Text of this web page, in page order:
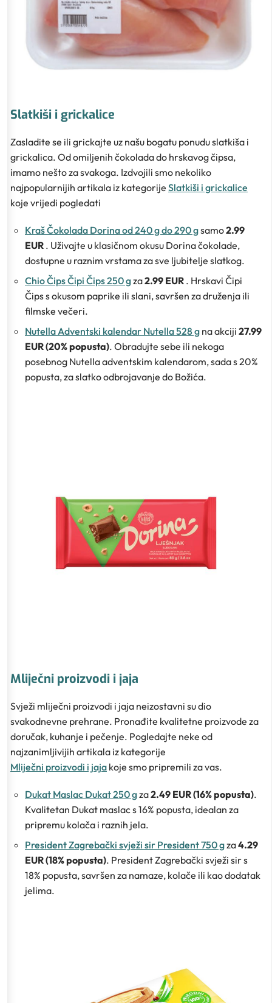
Slatkiši i grickalice
Zasladite se ili grickajte uz našu bogatu ponudu slatkiša i
grickalica. Od omiljenih čokolada do hrskavog čipsa,
imamo nešto za svakoga. Izdvojili smo nekoliko
najpopularnijih artikala iz kategorije Slatkiši i grickalice
koje vrijedi pogledati
Kraš Čokolada Dorina od 240 g do 290 gsamo2.99
EUR . Uživajte u klasičnom okusu Dorina čokolade,
dostupne u raznim vrstama za sve ljubitelje slatkog.
Chio Čips Čipi Čips 250 gza2.99 EUR . Hrskavi Čipi
Čips s okusom paprike ili slani, savršen za druženja ili
filmske večeri.
Nutella Adventski kalendar Nutella 528 g na akciji 27.99
EUR (20% popusta). Obradujte sebe ili nekoga
posebnog Nutella adventskim kalendarom, sada s 20%
popusta, za slatko odbrojavanje do Božića.
Mliječni proizvodi i jaja
Svježi mliječni proizvodi i jaja neizostavni su dio
svakodnevne prehrane. Pronađite kvalitetne proizvode za
doručak, kuhanje i pečenje. Pogledajte neke od
najzanimljivijih artikala iz kategorije
Mliječni proizvodi i jaja koje smo pripremili za vas.
Dukat Maslac Dukat 250 gza2.49 EUR (16% popusta).
Kvalitetan Dukat maslac s 16% popusta, idealan za
pripremu kolača i raznih jela.
President Zagrebački svježi sir President 750 gza4.29
EUR (18% popusta). President Zagrebački svježi sir s
18% popusta, savršen za namaze, kolače ili kao dodatak
jelima.